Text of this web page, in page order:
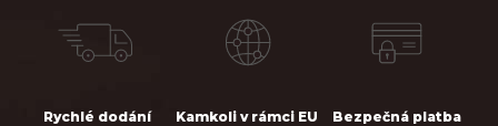
Rychlé dodání Kamkoli v rámci EU Bezpečná platba